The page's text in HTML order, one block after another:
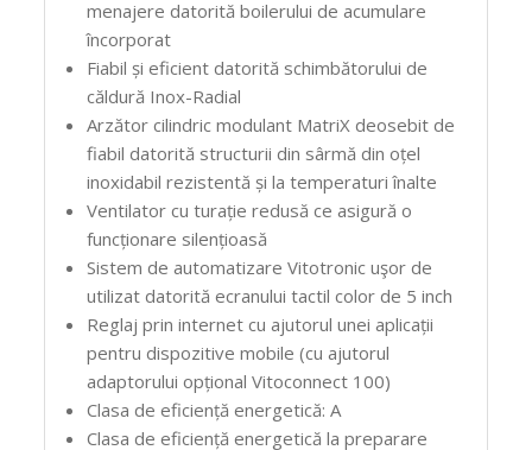
menajere datorită boilerului de acumulare
încorporat
Fiabil și eficient datorită schimbătorului de
căldură Inox-Radial
Arzător cilindric modulant MatriX deosebit de
fiabil datorită structurii din sârmă din oțel
inoxidabil rezistentă și la temperaturi înalte
Ventilator cu turație redusă ce asigură o
funcționare silențioasă
Sistem de automatizare Vitotronic uşor de
utilizat datorită ecranului tactil color de 5 inch
Reglaj prin internet cu ajutorul unei aplicații
pentru dispozitive mobile (cu ajutorul
adaptorului opțional Vitoconnect 100)
Clasa de eficiență energetică: A
Clasa de eficiență energetică la preparare